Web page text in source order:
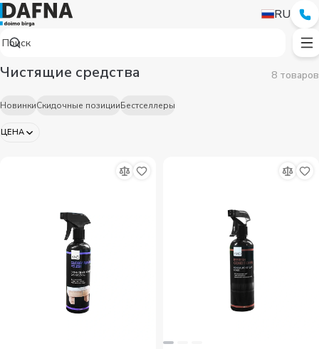
RU
ЦЕНА
Чистящие средства 8 товаров
НовинкиСкидочные позицииБестселлеры